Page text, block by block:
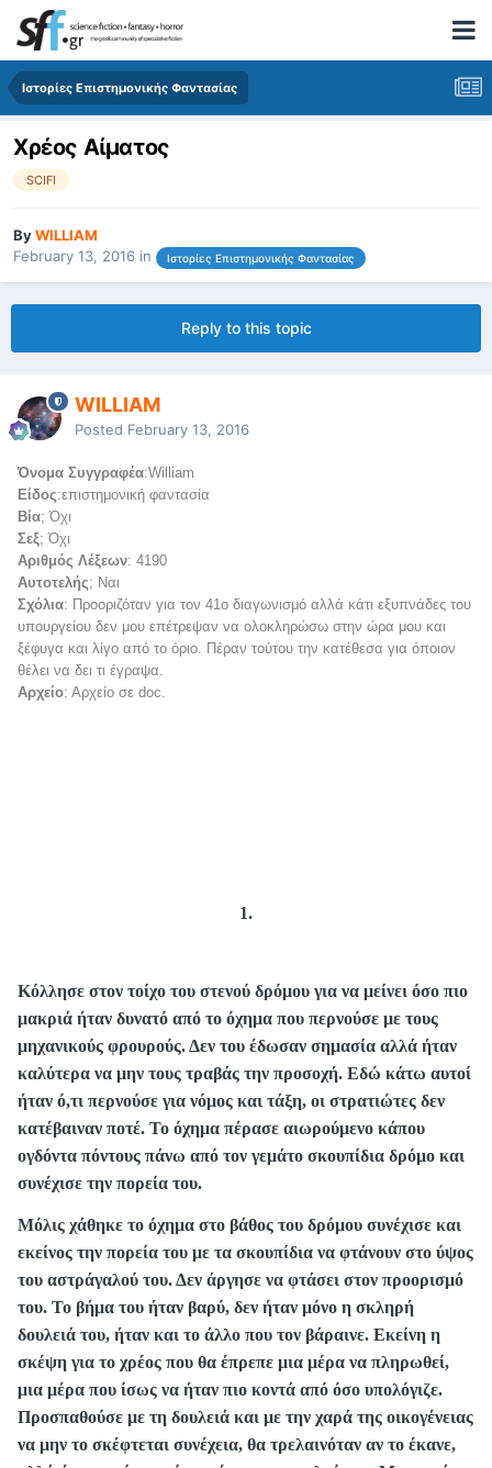
Ιστορίες Επιστημονικής Φαντασίας
Χρέος Αίματος
SCIFI
ByWILLIAM
February 13, 2016 in Ιστορίες Επιστημονικής Φαντασίας
Reply to this topic
WILLIAM
Posted February 13, 2016
Όνομα Συγγραφέα:William
Είδος:επιστημονική φαντασία
Βία; Όχι
Σεξ; Όχι
Αριθμός Λέξεων: 4190
Αυτοτελής; Ναι
Σχόλια: Προοριζόταν για τον 41ο διαγωνισμό αλλά κάτι εξυπνάδες του
υπουργείου δεν μου επέτρεψαν να ολοκληρώσω στην ώρα μου και
ξέφυγα και λίγο από το όριο. Πέραν τούτου την κατέθεσα για όποιον
θέλει να δει τι έγραψα.
Αρχείο: Αρχείο σε doc.
1.
Κόλλησε στον τοίχο του στενού δρόμου για να μείνει όσο πιο
μακριά ήταν δυνατό από το όχημα που περνούσε με τους
μηχανικούς φρουρούς. Δεν του έδωσαν σημασία αλλά ήταν
καλύτερα να μην τους τραβάς την προσοχή. Εδώ κάτω αυτοί
ήταν ό,τι περνούσε για νόμος και τάξη, οι στρατιώτες δεν
κατέβαιναν ποτέ. Το όχημα πέρασε αιωρούμενο κάπου
ογδόντα πόντους πάνω από τον γεμάτο σκουπίδια δρόμο και
συνέχισε την πορεία του.
Μόλις χάθηκε το όχημα στο βάθος του δρόμου συνέχισε και
εκείνος την πορεία του με τα σκουπίδια να φτάνουν στο ύψος
του αστράγαλού του. Δεν άργησε να φτάσει στον προορισμό
του. Το βήμα του ήταν βαρύ, δεν ήταν μόνο η σκληρή
δουλειά του, ήταν και το άλλο που τον βάραινε. Εκείνη η
σκέψη για το χρέος που θα έπρεπε μια μέρα να πληρωθεί,
μια μέρα που ίσως να ήταν πιο κοντά από όσο υπολόγιζε.
Προσπαθούσε με τη δουλειά και με την χαρά της οικογένειας
να μην το σκέφτεται συνέχεια, θα τρελαινόταν αν το έκανε,